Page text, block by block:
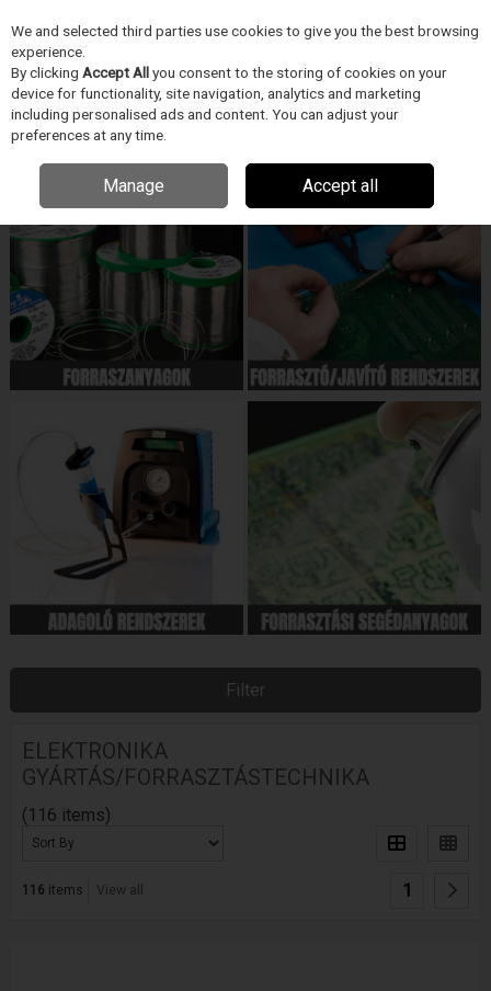
Skip to content
Menu
Home ELEKTRONIKA GYÁRTÁS/FORRASZTÁSTECHNIKA
Filter
ELEKTRONIKA
GYÁRTÁS/FORRASZTÁSTECHNIKA
(116 items)
116 items View all 1
We and selected third parties use cookies to give you the best browsing
experience.
By clicking Accept Allyou consent to the storing of cookies on your
device for functionality, site navigation, analytics and marketing
including personalised ads and content. You can adjust your
preferences at any time.
Manage Accept all